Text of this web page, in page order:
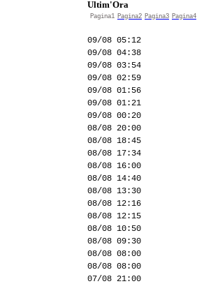
Ultim'Ora
Pagina1 Pagina2 Pagina3 Pagina4
09/08 05:12
09/08 04:38
09/08 03:54
09/08 02:59
09/08 01:56
09/08 01:21
09/08 00:20
08/08 20:00
08/08 18:45
08/08 17:34
08/08 16:00
08/08 14:40
08/08 13:30
08/08 12:16
08/08 12:15
08/08 10:50
08/08 09:30
08/08 08:00
08/08 08:00
07/08 21:00